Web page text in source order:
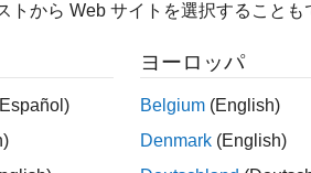
sample period. You can
Load and Open Model
Load and open the
Synchronous block, with the
トから Web サイトを選択することも
ヨーロッパ
Belgium (English)
Denmark (English)